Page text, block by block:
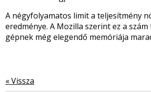
A négyfolyamatos limit a teljesítmény
eredménye. A Mozilla szerint ez a
gépnek még elegendő memóriája
« Vissza